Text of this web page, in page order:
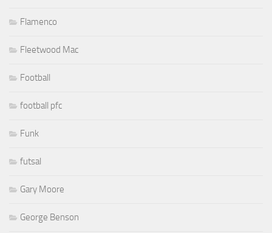
Flamenco
Fleetwood Mac
Football
football pfc
Funk
futsal
Gary Moore
George Benson